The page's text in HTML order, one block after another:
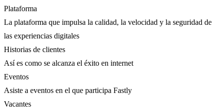
Plataforma
La plataforma que impulsa la calidad, la velocidad y la seguridad de
las experiencias digitales
Historias de clientes
Así es como se alcanza el éxito en internet
Eventos
Asiste a eventos en el que participa Fastly
Vacantes